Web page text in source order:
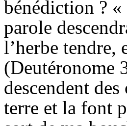
bénédiction ?
parole
l’herbe tendre,
(Deutéronome
descendent
terre et la font